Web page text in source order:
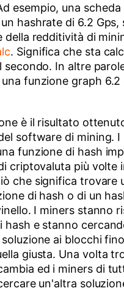
esempio, una
hashrate di 6.2 Gps,
della redditività di
. Significa che sta
secondo. In altre
funzione graph 6.2
è il risultato
software di mining. I
funzione di hash
criptovaluta più volte
che significa trovare
di hash o di un
I miners stanno
hash e stanno
ai blocchi
giusta. Una volta
ed i miners di
un'altra